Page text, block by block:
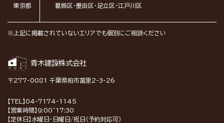
東京都 葛飾区・墨田区・足立区・江戸川区
※上記に掲載されていないエリアでも個別にご相談ください
青木建設株式会社
〒277-0081 千葉県柏市富里2-3-26
【TEL】04-7174-1145
【営業時間】9:00~17:30
【定休日】水曜日・日曜日/祝日（予約対応可）